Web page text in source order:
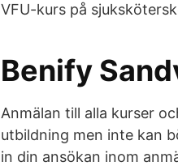
VFU-kurs på
Benify
Anmälan till alla kurser
utbildning men inte kan
in din ansökan inom